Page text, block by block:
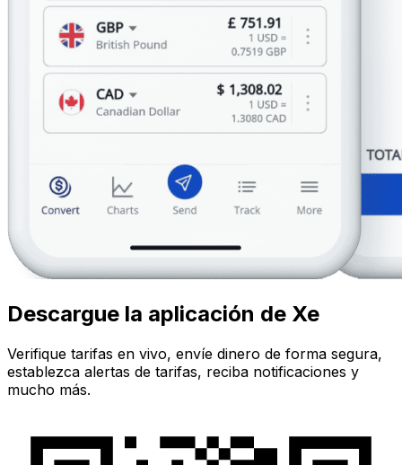
Descargue la aplicación de Xe
Verifique tarifas en vivo, envíe dinero de forma segura,
establezca alertas de tarifas, reciba notificaciones y
mucho más.